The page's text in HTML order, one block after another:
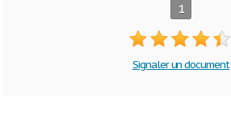
1
Signaler un document